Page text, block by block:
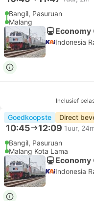
Bangil, Pasuruan
Malang
Economy
Indonesia
Inclusief
Goedkoopste Direct
10:45 12:09 1uur,
Bangil, Pasuruan
Malang Kota Lama
Economy
Indonesia